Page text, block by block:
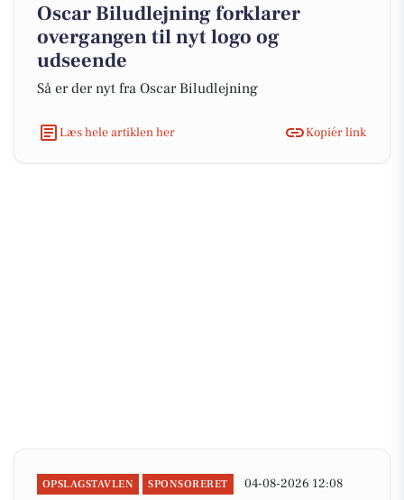
Oscar Biludlejning forklarer
overgangen til nyt logo og
udseende
Så er der nyt fra Oscar Biludlejning
Læs hele artiklen her Kopiér link
OPSLAGSTAVLEN SPONSORERET 04-08-2026 12:08